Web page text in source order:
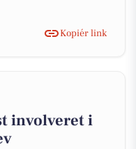
Kopiér link
involveret i